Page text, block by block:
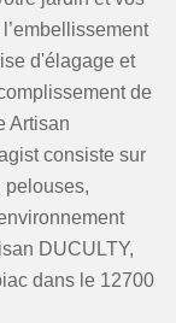
d'élagage et
de
Artisan
consiste sur
pelouses,
DUCULTY,
dans le 12700